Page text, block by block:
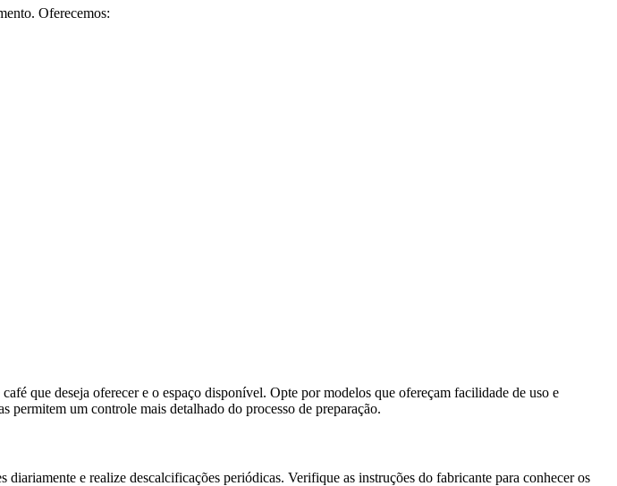
Oferecemos:
que deseja oferecer e o espaço disponível. Opte por modelos que ofereçam facilidade de uso e
permitem um controle mais detalhado do processo de preparação.
e realize descalcificações periódicas. Verifique as instruções do fabricante para conhecer os